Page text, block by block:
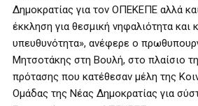
Δημοκρατίας για τον ΟΠΕΚΕΠΕ αλλά
έκκληση για θεσμική νηφαλιότητα και
υπευθυνότητα», ανέφερε ο
Μητσοτάκης στη Βουλή, στο πλαίσιο
πρότασης που κατέθεσαν μέλη της
Ομάδας της Νέας Δημοκρατίας για